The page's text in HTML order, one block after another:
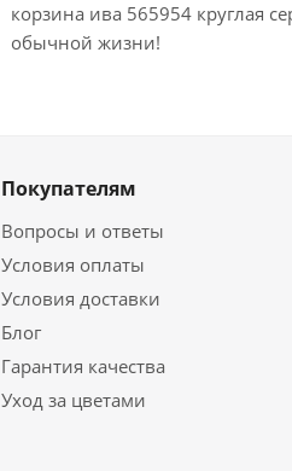
корзина ива 565954 круглая
обычной жизни!
Покупателям
Вопросы и ответы
Условия оплаты
Условия доставки
Блог
Гарантия качества
Уход за цветами